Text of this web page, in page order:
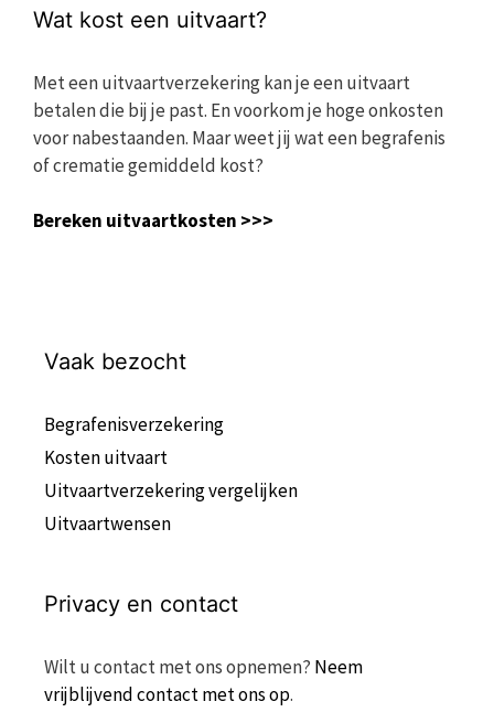
Wat kost een uitvaart?
Met een uitvaartverzekering kan je een uitvaart
betalen die bij je past. En voorkom je hoge onkosten
voor nabestaanden. Maar weet jij wat een begrafenis
of crematie gemiddeld kost?
Bereken uitvaartkosten >>>
Vaak bezocht
Begrafenisverzekering
Kosten uitvaart
Uitvaartverzekering vergelijken
Uitvaartwensen
Privacy en contact
Wilt u contact met ons opnemen? Neem
vrijblijvend contact met ons op.